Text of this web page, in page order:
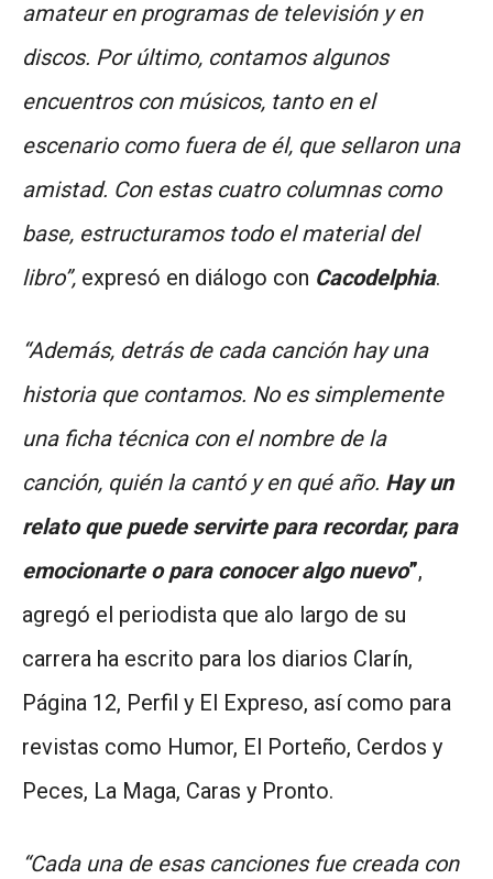
amateur en programas de televisión y en
discos. Por último, contamos algunos
encuentros con músicos, tanto en el
escenario como fuera de él, que sellaron una
amistad. Con estas cuatro columnas como
base, estructuramos todo el material del
libro”, expresó en diálogo con Cacodelphia.
“Además, detrás de cada canción hay una
historia que contamos. No es simplemente
una ficha técnica con el nombre de la
canción, quién la cantó y en qué año. Hay un
relato que puede servirte para recordar, para
emocionarte o para conocer algo nuevo”,
agregó el periodista que alo largo de su
carrera ha escrito para los diarios Clarín,
Página 12, Perfil y El Expreso, así como para
revistas como Humor, El Porteño, Cerdos y
Peces, La Maga, Caras y Pronto.
“Cada una de esas canciones fue creada con